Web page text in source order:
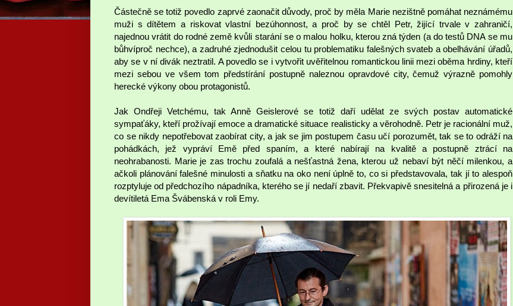
Částečně se totiž povedlo zaprvé zaonačit důvody, proč by měla Marie nezištně pomáhat neznámému
muži s dítětem a riskovat vlastní bezúhonnost, a proč by se chtěl Petr, žijící trvale v zahraničí,
najednou vrátit do rodné země kvůli starání se o malou holku, kterou zná týden (a do testů DNA se mu
bůhvíproč nechce), a zadruhé zjednodušit celou tu problematiku falešných svateb a obelhávání úřadů,
aby se v ní divák neztratil. A povedlo se i vytvořit uvěřitelnou romantickou linii mezi oběma hrdiny, kteří
mezi sebou ve všem tom předstírání postupně naleznou opravdové city, čemuž výrazně pomohly
herecké výkony obou protagonistů.
Jak Ondřeji Vetchému, tak Anně Geislerové se totiž daří udělat ze svých postav automatické
sympaťáky, kteří prožívají emoce a dramatické situace realisticky a věrohodně. Petr je racionální muž,
co se nikdy nepotřebovat zaobírat city, a jak se jim postupem času učí porozumět, tak se to odráží na
pohádkách, jež vypráví Emě před spaním, a které nabírají na kvalitě a postupně ztrácí na
neohrabanosti. Marie je zas trochu zoufalá a nešťastná žena, kterou už nebaví být něčí milenkou, a
ačkoli plánování falešné minulosti a sňatku na oko není úplně to, co si představovala, tak jí to alespoň
rozptyluje od předchozího nápadníka, kterého se jí nedaří zbavit. Překvapivě snesitelná a přirozená je i
devítiletá Ema Švábenská v roli Emy.